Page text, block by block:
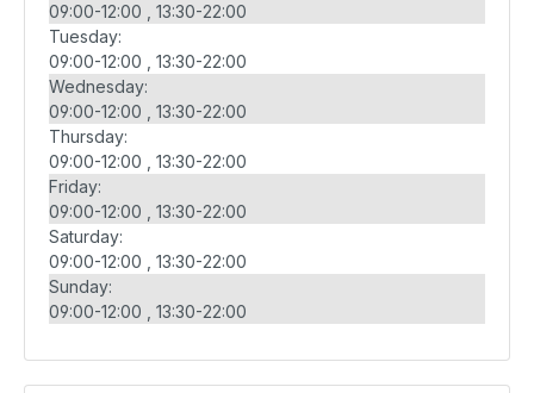
09:00-12:00
13:30-22:00
Tuesday:
09:00-12:00
13:30-22:00
Wednesday:
09:00-12:00
13:30-22:00
Thursday:
09:00-12:00
13:30-22:00
Friday:
09:00-12:00
13:30-22:00
Saturday:
09:00-12:00
13:30-22:00
Sunday:
09:00-12:00
13:30-22:00